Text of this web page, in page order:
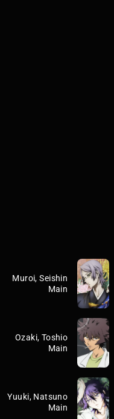
Muroi, Seishin
Main
Ozaki, Toshio
Main
Yuuki, Natsuno
Main